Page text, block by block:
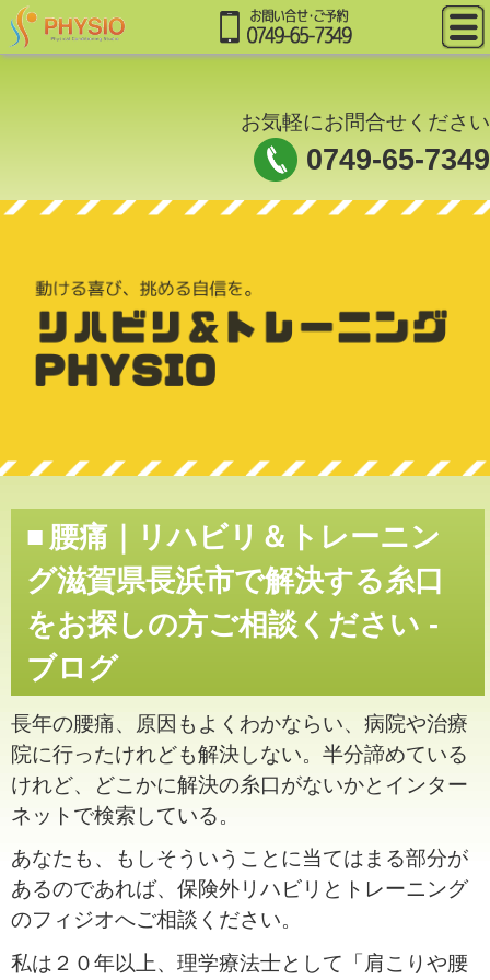
お気軽にお問合せください
0749-65-7349
腰痛｜リハビリ＆トレーニン
グ滋賀県長浜市で解決する糸口
をお探しの方ご相談ください -
ブログ
長年の腰痛、原因もよくわかならい、病院や治療
院に行ったけれども解決しない。半分諦めている
けれど、どこかに解決の糸口がないかとインター
ネットで検索している。
あなたも、もしそういうことに当てはまる部分が
あるのであれば、保険外リハビリとトレーニング
のフィジオへご相談ください。
私は２０年以上、理学療法士として「肩こりや腰